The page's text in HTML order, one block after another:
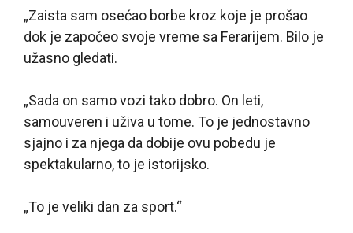
„Zaista sam osećao borbe kroz koje je prošao
dok je započeo svoje vreme sa Ferarijem. Bilo je
užasno gledati.
„Sada on samo vozi tako dobro. On leti,
samouveren i uživa u tome. To je jednostavno
sjajno i za njega da dobije ovu pobedu je
spektakularno, to je istorijsko.
„To je veliki dan za sport.“